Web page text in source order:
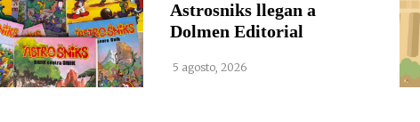
Astrosniks llegan a
Dolmen Editorial
5 agosto, 2026